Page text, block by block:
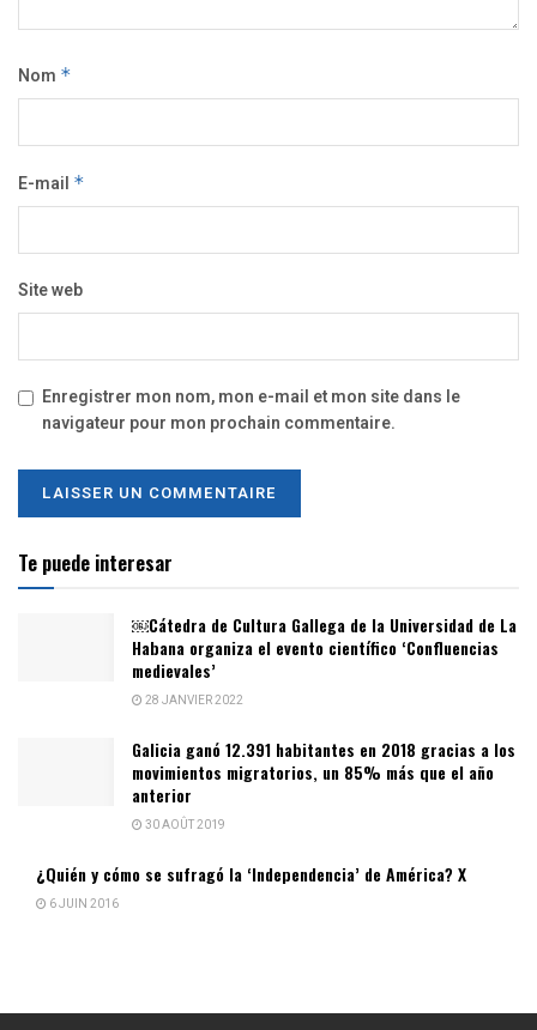
Nom *
E-mail *
Site web
Enregistrer mon nom, mon e-mail et mon site dans le
navigateur pour mon prochain commentaire.
Te puede interesar
￼Cátedra de Cultura Gallega de la Universidad de La
Habana organiza el evento científico ‘Confluencias
medievales’
28 JANVIER 2022
Galicia ganó 12.391 habitantes en 2018 gracias a los
movimientos migratorios, un 85% más que el año
anterior
30 AOÛT 2019
¿Quién y cómo se sufragó la ‘Independencia’ de América? X
6 JUIN 2016